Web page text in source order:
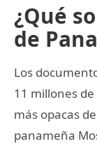
¿Qué
de
Los
11 millones
más opacas
panameña